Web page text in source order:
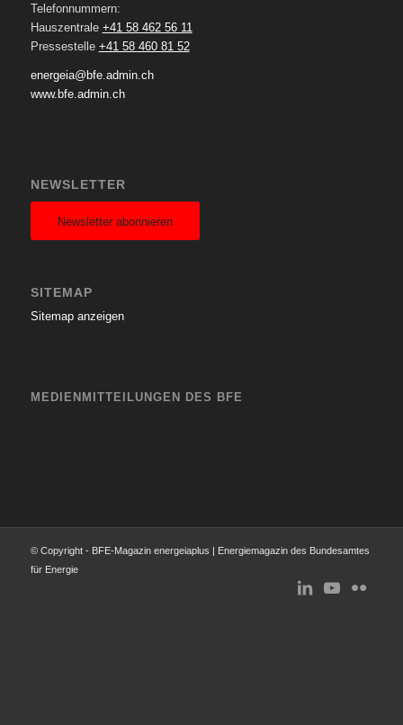
Telefonnummern:
Hauszentrale +41 58 462 56 11
Pressestelle +41 58 460 81 52
energeia@bfe.admin.ch
www.bfe.admin.ch
NEWSLETTER
Newsletter abonnieren
SITEMAP
Sitemap anzeigen
MEDIENMITTEILUNGEN DES BFE
© Copyright - BFE-Magazin energeiaplus | Energiemagazin des Bundesamtes
für Energie